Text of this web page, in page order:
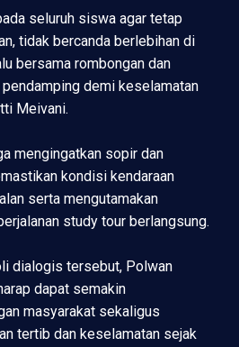
seluruh siswa agar tetap
tidak bercanda berlebihan di
bersama rombongan dan
pendamping demi keselamatan
Meivani.
mengingatkan sopir dan
kondisi kendaraan
serta mengutamakan
study tour berlangsung.
dialogis tersebut, Polwan
dapat semakin
masyarakat sekaligus
tertib dan keselamatan sejak